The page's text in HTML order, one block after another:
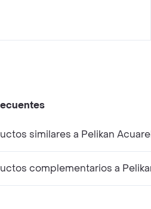
similares a Pelikan
complementarios a